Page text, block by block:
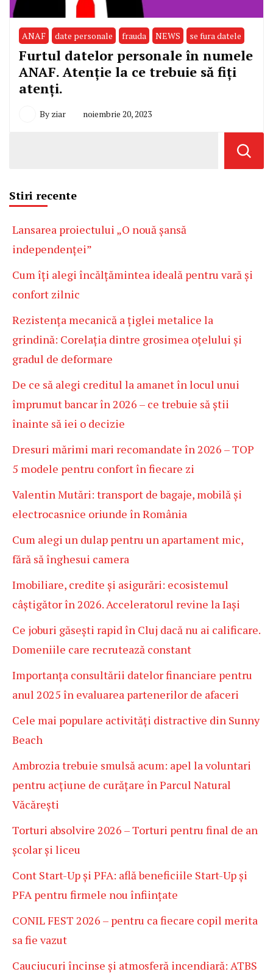
ANAF date personale frauda NEWS se fura datele
Furtul datelor personale în numele
ANAF. Atenție la ce trebuie să fiți
atenți.
By ziar noiembrie 20, 2023
Stiri recente
Lansarea proiectului „O nouă șansă
independenței”
Cum îți alegi încălțămintea ideală pentru vară și
confort zilnic
Rezistența mecanică a țiglei metalice la
grindină: Corelația dintre grosimea oțelului și
gradul de deformare
De ce să alegi creditul la amanet în locul unui
împrumut bancar în 2026 – ce trebuie să știi
înainte să iei o decizie
Dresuri mărimi mari recomandate în 2026 – TOP
5 modele pentru confort în fiecare zi
Valentin Mutări: transport de bagaje, mobilă și
electrocasnice oriunde în România
Cum alegi un dulap pentru un apartament mic,
fără să înghesui camera
Imobiliare, credite și asigurări: ecosistemul
câștigător în 2026. Acceleratorul revine la Iași
Ce joburi găsești rapid în Cluj dacă nu ai calificare.
Domeniile care recrutează constant
Importanța consultării datelor financiare pentru
anul 2025 în evaluarea partenerilor de afaceri
Cele mai populare activități distractive din Sunny
Beach
Ambrozia trebuie smulsă acum: apel la voluntari
pentru acțiune de curățare în Parcul Natural
Văcărești
Torturi absolvire 2026 – Torturi pentru final de an
școlar și liceu
Cont Start-Up și PFA: află beneficiile Start-Up și
PFA pentru firmele nou înființate
CONIL FEST 2026 – pentru ca fiecare copil merita
sa fie vazut
Cauciucuri încinse și atmosferă incendiară: ATBS